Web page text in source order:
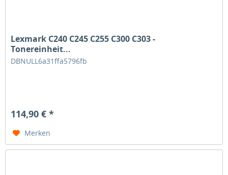
Lexmark C240 C245 C255 C300 C303 -
Tonereinheit...
DBNULL6a31ffa5796fb
114,90 € *
Merken